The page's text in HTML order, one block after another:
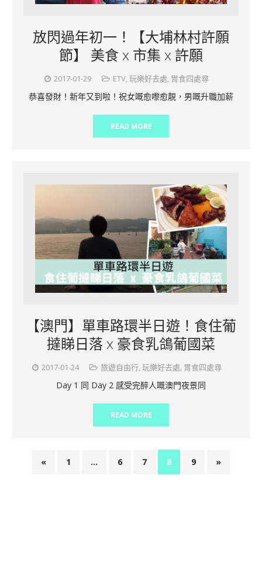
放閃過年初一！【大埔林村許願
節】 美食 x 市集 x 許願
2017-01-29 ETV,玩樂好去處, 胃食四處尋
恭喜發財！新年又到啦！祝女嘅愈嚟愈靚，男嘅升職加薪
READ MORE
【澳門】單車路環半日遊！食住葡
撻睇日落 x 豪食乳鴿葡國菜
2017-01-24 旅遊自由行,玩樂好去處, 胃食四處尋
Day 1 同 Day 2 感受完醉人嘅澳門夜景同
READ MORE
« 1 … 6 7 8 9 »